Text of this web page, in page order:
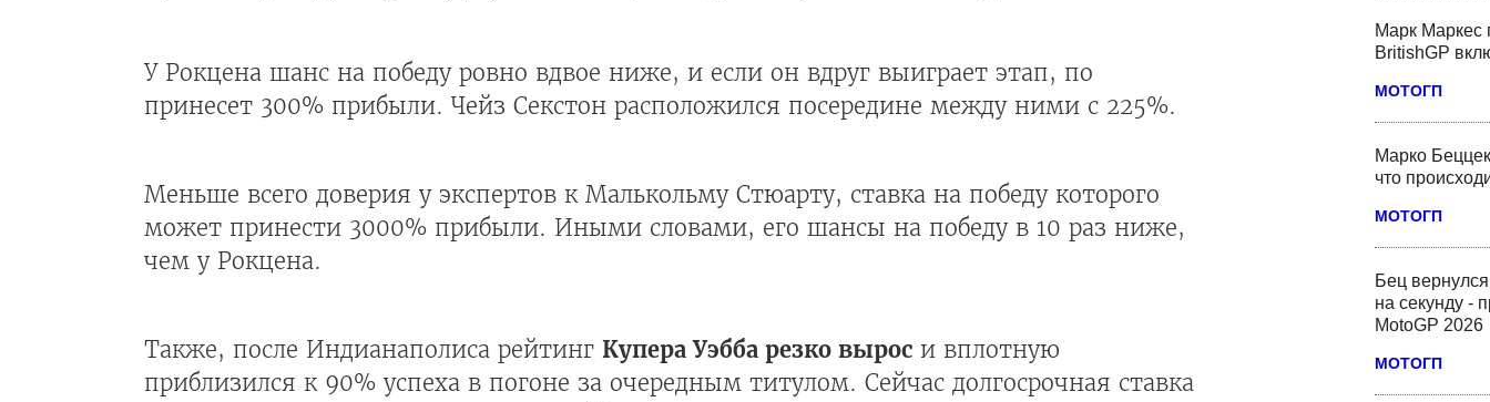
Марк Маркес
BritishGP
МОТОГП
Марко
что
МОТОГП
Бец
на секунду -
MotoGP 2026
МОТОГП
У Рокцена шанс на победу ровно вдвое ниже, и если он вдруг выиграет этап, по
принесет 300% прибыли. Чейз Секстон расположился посередине между ними с 225%.
Меньше всего доверия у экспертов к Малькольму Стюарту, ставка на победу которого
может принести 3000% прибыли. Иными словами, его шансы на победу в 10 раз ниже,
чем у Рокцена.
Также, после Индианаполиса рейтинг Купера Уэбба резко вырос и вплотную
приблизился к 90% успеха в погоне за очередным титулом. Сейчас долгосрочная ставка